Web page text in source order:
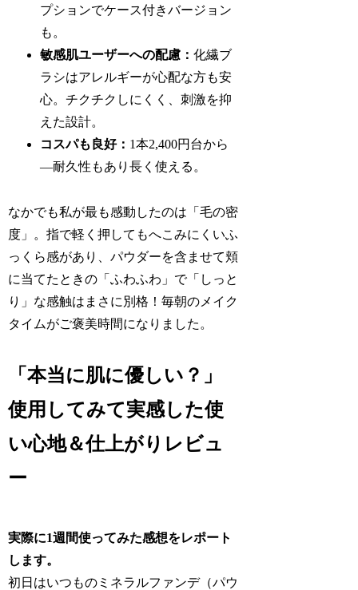
プションでケース付きバージョン
も。
敏感肌ユーザーへの配慮：化繊ブ
ラシはアレルギーが心配な方も安
心。チクチクしにくく、刺激を抑
えた設計。
コスパも良好： 1本2,400円台から
―耐久性もあり長く使える。
なかでも私が最も感動したのは「毛の密
度」。指で軽く押してもへこみにくいふ
っくら感があり、パウダーを含ませて頬
に当てたときの「ふわふわ」で「しっと
り」な感触はまさに別格！毎朝のメイク
タイムがご褒美時間になりました。
「本当に肌に優しい？」
使用してみて実感した使
い心地＆仕上がりレビュ
ー
実際に1週間使ってみた感想をレポート
します。
初日はいつものミネラルファンデ（パウ